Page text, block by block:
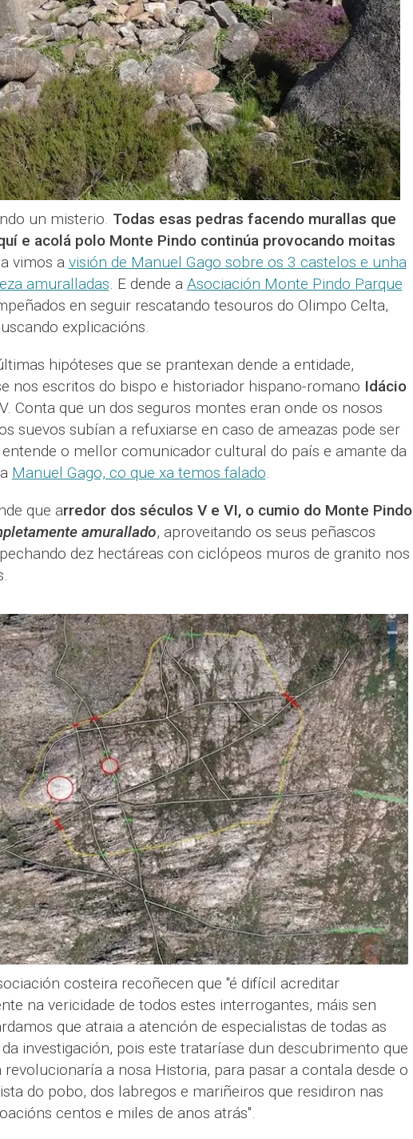
un misterio. Todas esas pedras facendo murallas que
e acolá polo Monte Pindo continúa provocando moitas
vimos a visión de Manuel Gago sobre os 3 castelos e unha
amuralladas. E dende a Asociación Monte Pindo Parque
en seguir rescatando tesouros do Olimpo Celta,
explicacións.
hipóteses que se prantexan dende a entidade,
nos escritos do bispo e historiador hispano-romano Idácio
Conta que un dos seguros montes eran onde os nosos
suevos subían a refuxiarse en caso de ameazas pode ser
entende o mellor comunicador cultural do país e amante da
Manuel Gago, co que xa temos falado.
que arredor dos séculos V e VI, o cumio do Monte Pindo
amurallado, aproveitando os seus peñascos
dez hectáreas con ciclópeos muros de granito nos
costeira recoñecen que "é difícil acreditar
na vericidade de todos estes interrogantes, máis sen
que atraia a atención de especialistas de todas as
investigación, pois este trataríase dun descubrimento que
revolucionaría a nosa Historia, para pasar a contala desde o
do pobo, dos labregos e mariñeiros que residiron nas
centos e miles de anos atrás".